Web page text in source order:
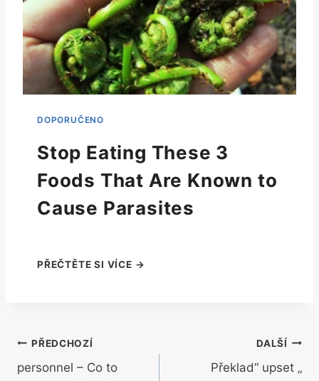
Stop Eating These 3
Foods That Are Known to
Cause Parasites
Navigace
PŘEDCHOZÍ
personnel – Co to
DALŠÍ
Překlad“ upset „